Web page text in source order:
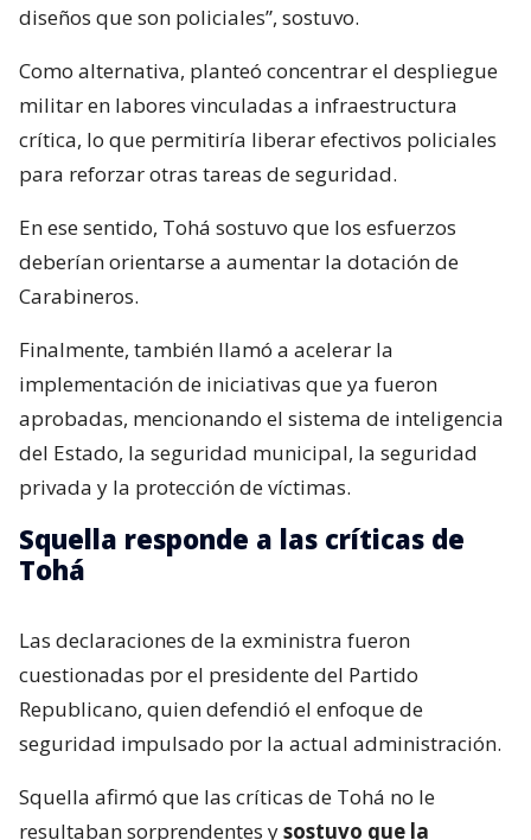
diseños que son policiales”, sostuvo.
Como alternativa, planteó concentrar el despliegue
militar en labores vinculadas a infraestructura
crítica, lo que permitiría liberar efectivos policiales
para reforzar otras tareas de seguridad.
En ese sentido, Tohá sostuvo que los esfuerzos
deberían orientarse a aumentar la dotación de
Carabineros.
Finalmente, también llamó a acelerar la
implementación de iniciativas que ya fueron
aprobadas, mencionando el sistema de inteligencia
del Estado, la seguridad municipal, la seguridad
privada y la protección de víctimas.
Squella responde a las críticas de
Tohá
Las declaraciones de la exministra fueron
cuestionadas por el presidente del Partido
Republicano, quien defendió el enfoque de
seguridad impulsado por la actual administración.
Squella afirmó que las críticas de Tohá no le
resultaban sorprendentes ysostuvo que la